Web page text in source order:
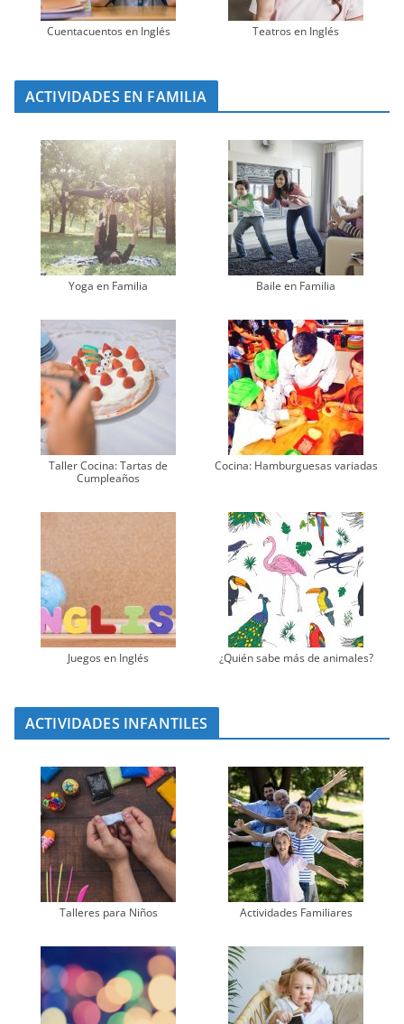
Cuentacuentos en Inglés Teatros en Inglés
ACTIVIDADES EN FAMILIA
Yoga en Familia Baile en Familia
Taller Cocina: Tartas de
Cumpleaños
Cocina: Hamburguesas variadas
Juegos en Inglés ¿Quién sabe más de animales?
ACTIVIDADES INFANTILES
Talleres para Niños Actividades Familiares